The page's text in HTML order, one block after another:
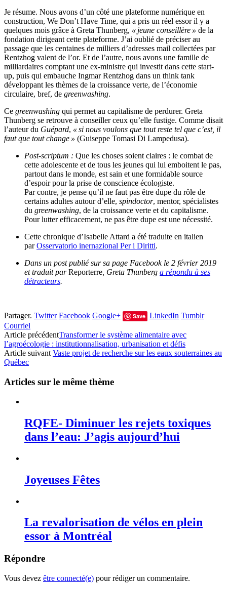
Je résume. Nous avons d’un côté une plateforme numérique en
construction, We Don’t Have Time, qui a pris un réel essor il y a
quelques mois grâce à Greta Thunberg, « jeune conseillère» de la
fondation dirigeant cette plateforme. J’ai oublié de préciser au
passage que les centaines de milliers d’adresses mail collectées par
Rentzhog valent de l’or. Et de l’autre, nous avons une famille de
milliardaires comptant une ex-ministre qui investit dans cette start-
up, puis qui embauche Ingmar Rentzhog dans un think tank
développant les thèmes de la croissance verte, de l’économie
circulaire, bref, de greenwashing.
Ce greenwashing qui permet au capitalisme de perdurer. Greta
Thunberg se retrouve à conseiller ceux qu’elle fustige. Comme disait
l’auteur du Guépard, «si nous voulons que tout reste tel que c’est, il
faut que tout change» (Guiseppe Tomasi Di Lampedusa).
Post-scriptum : Que les choses soient claires : le combat de
cette adolescente et de tous les jeunes qui lui emboitent le pas,
partout dans le monde, est sain et une formidable source
d’espoir pour la prise de conscience écologiste.
Par contre, je pense qu’il ne faut pas être dupe du rôle de
certains adultes autour d’elle, spindoctor, mentor, spécialistes
du greenwashing, de la croissance verte et du capitalisme.
Pour lutter efficacement, ne pas être dupe est une nécessité.
Cette chronique d’Isabelle Attard a été traduite en italien
parOsservatorio inernazional Per i Diritti.
Dans un post publié sur sa page Facebook le 2 février 2019
et traduit parReporterre, Greta Thunberg a répondu à ses
détracteurs.
Partager. Twitter Facebook Google+ Save LinkedIn Tumblr
Courriel
Article précédentTransformer le système alimentaire avec
l’agroécologie : institutionnalisation, urbanisation et défis
Article suivantVaste projet de recherche sur les eaux souterraines au
Québec
Articles sur le même thème
RQFE- Diminuer les rejets toxiques
dans l’eau: J’agis aujourd’hui
Joyeuses Fêtes
La revalorisation de vélos en plein
essor à Montréal
Répondre
Vous devez être connecté(e) pour rédiger un commentaire.